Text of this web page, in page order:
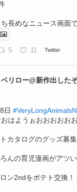
長めなニュース画面
5 11 Twitter
ベリロー@新作出したぞ
日
はようぉおおおおお
カタログのグッズ募
んの育児漫画がアツい
ン2ndをポテト交換！